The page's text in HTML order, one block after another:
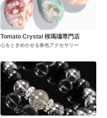
Tomato Crystal 桜瑪瑙専門店
心をときめかせる春色アクセサリー